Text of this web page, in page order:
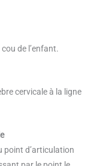
de l’enfant.
cervicale à la ligne
point d’articulation